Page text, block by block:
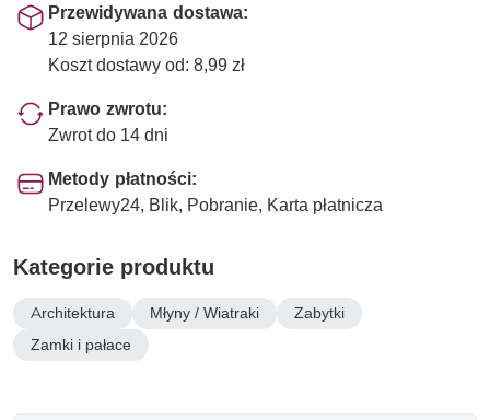
Przewidywana dostawa:
12 sierpnia 2026
Koszt dostawy od: 8,99 zł
Prawo zwrotu:
Zwrot do 14 dni
Metody płatności:
Przelewy24, Blik, Pobranie, Karta płatnicza
Kategorie produktu
Architektura Młyny / Wiatraki
Zabytki
Zamki i pałace